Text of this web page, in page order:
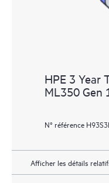
HPE 3 Year
ML350 Gen
N° référence
Afficher les détails